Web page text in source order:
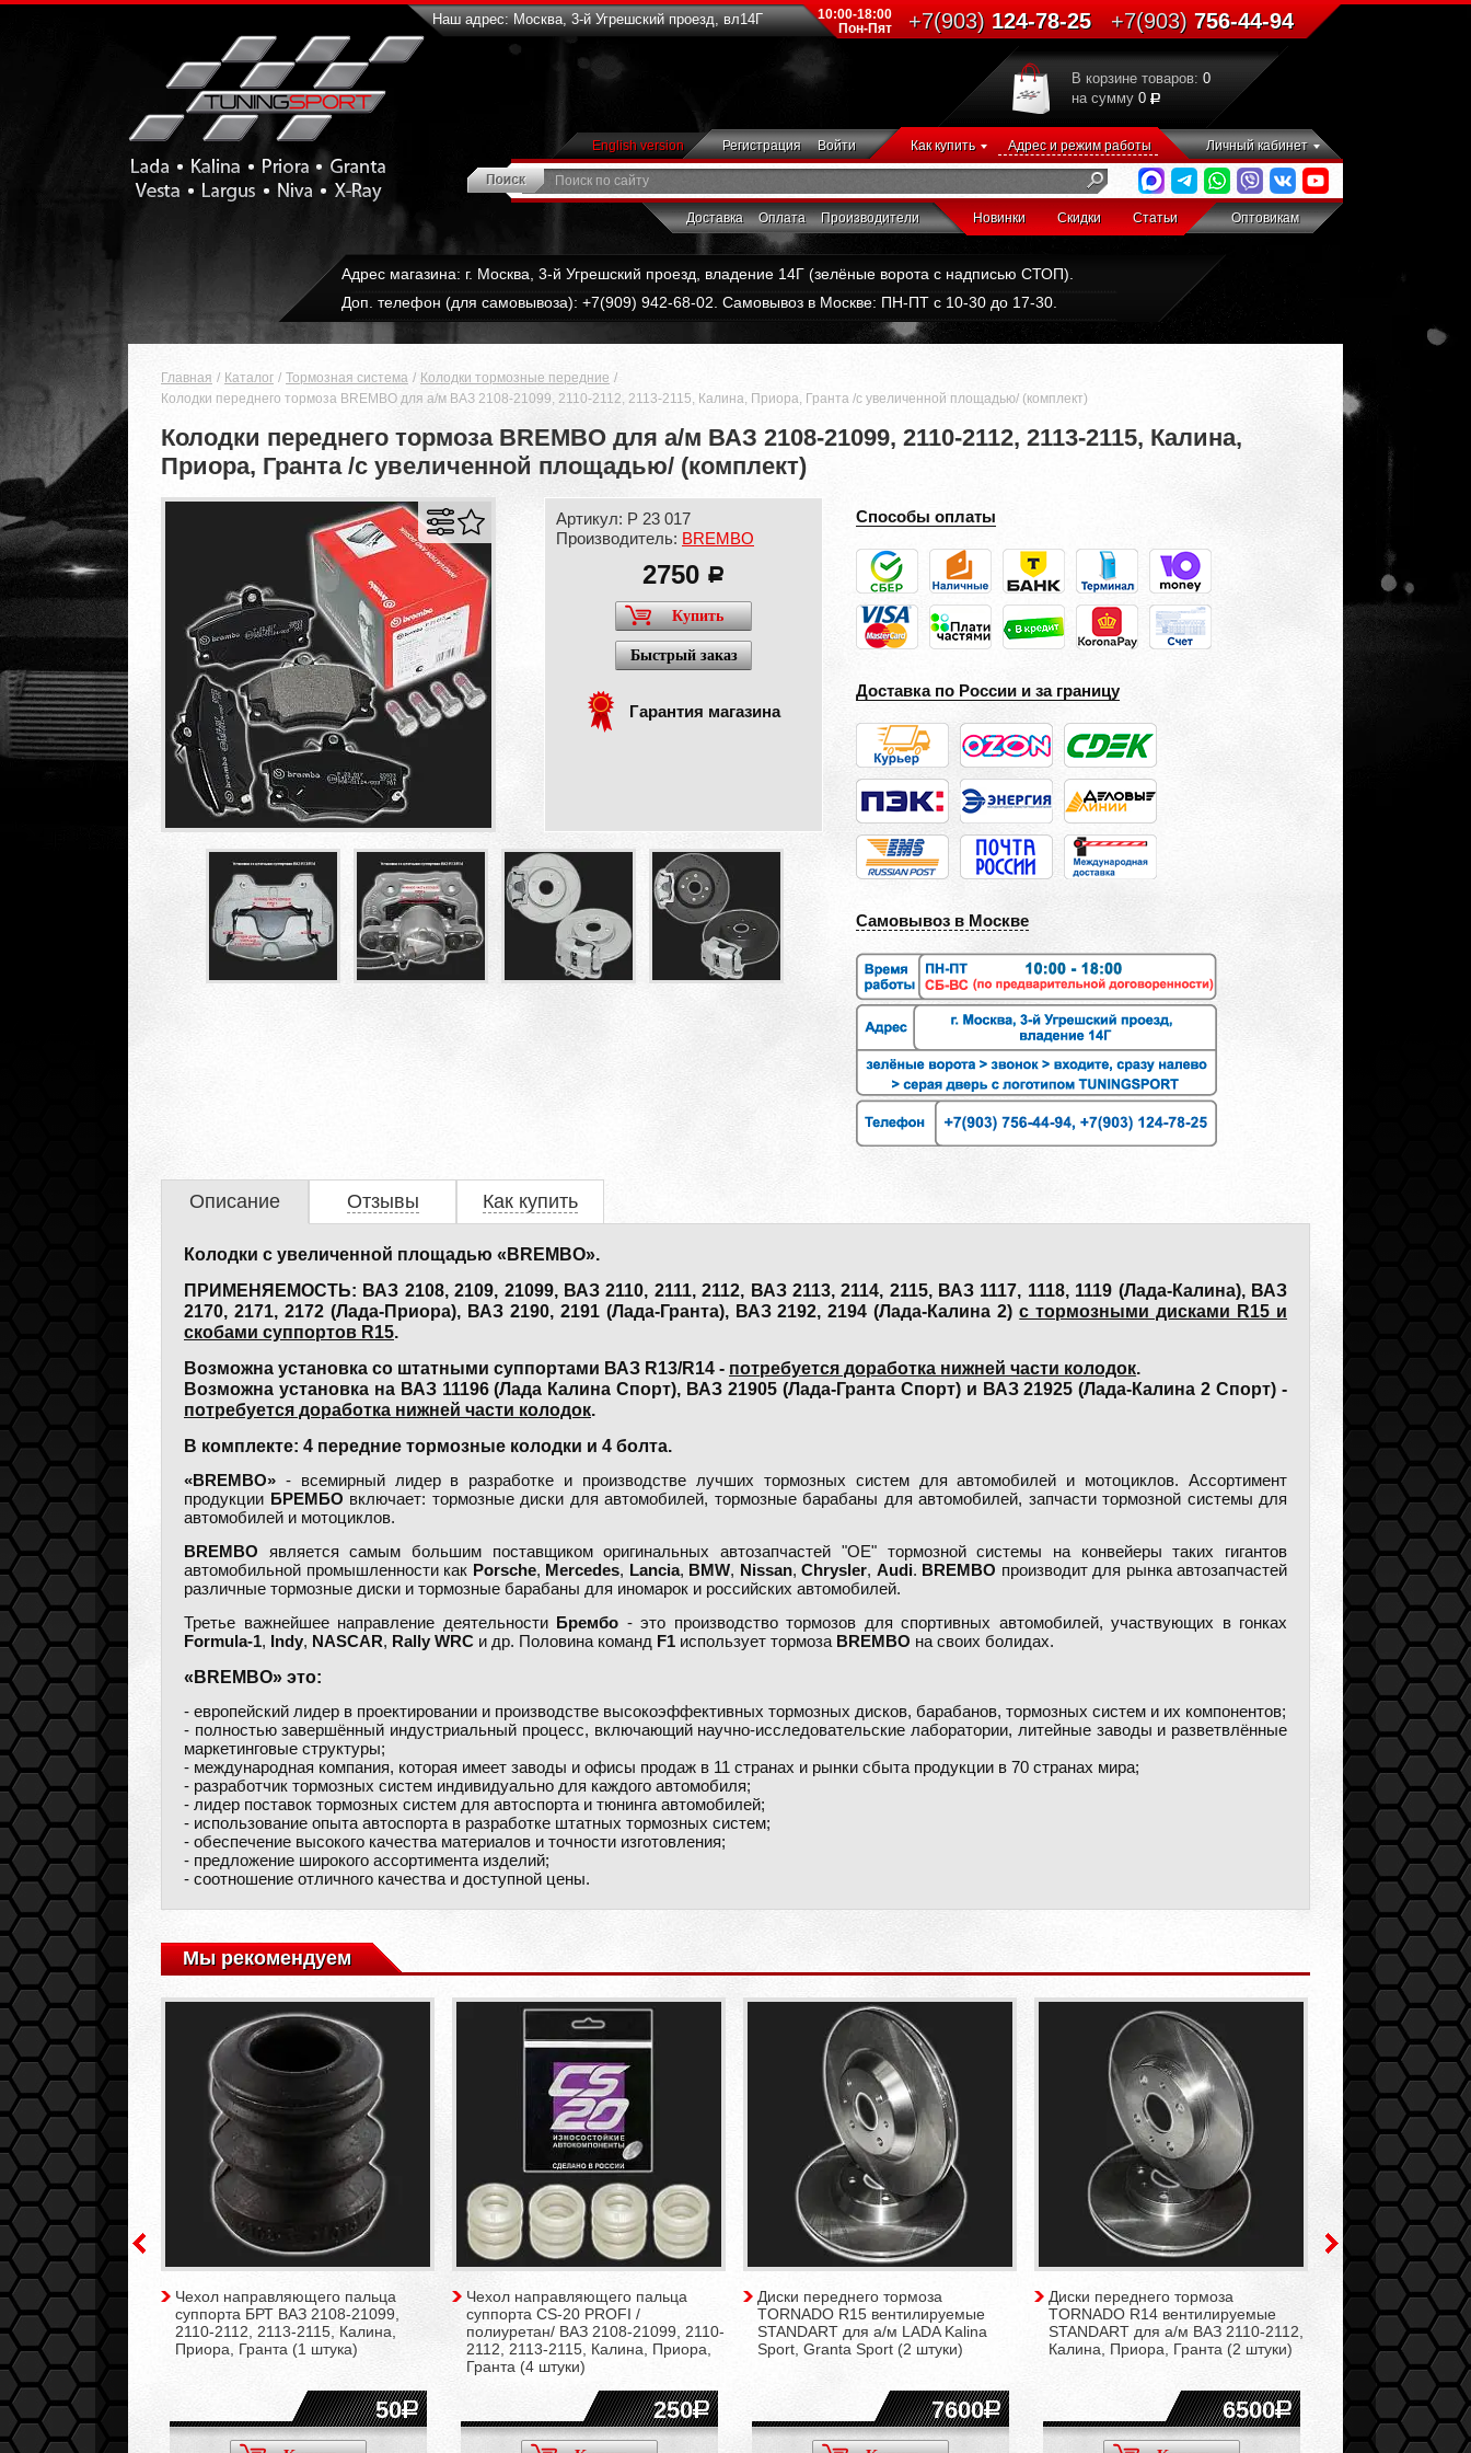
Наш адрес: Москва, 3-й Угрешский проезд, вл14Г
10:00-18:00
Пон-Пят
+7(903)124-78-25 +7(903)756-44-94
В корзине товаров: 0
на сумму 0
English version Регистрация Войти Как купить Адрес и режим работы Личный кабинет
Доставка Оплата Производители Новинки Скидки Статьи Оптовикам
Адрес магазина: г. Москва, 3-й Угрешский проезд, владение 14Г (зелёные ворота с надписью СТОП).
Доп. телефон (для самовывоза): +7(909) 942-68-02. Самовывоз в Москве: ПН-ПТ с 10-30 до 17-30.
Главная Каталог Тормозная система
Колодки тормозные передние
Колодки переднего тормоза BREMBO для а/м ВАЗ 2108-21099, 2110-2112, 2113-2115, Калина, Приора, Гранта /с увеличенной площадью/ (комплект)
Колодки переднего тормоза BREMBO для а/м ВАЗ 2108-21099, 2110-2112, 2113-2115, Калина,
Приора, Гранта /с увеличенной площадью/ (комплект)
Артикул: P 23 017
Производитель: BREMBO
2750 a
Купить
Быстрый заказ
Гарантия магазина
Способы оплаты
Доставка по России и за границу
Самовывоз в Москве
Описание Отзывы Как купить
Колодки с увеличенной площадью «BREMBO».
ПРИМЕНЯЕМОСТЬ: ВАЗ 2108, 2109, 21099, ВАЗ 2110, 2111, 2112, ВАЗ 2113, 2114, 2115, ВАЗ 1117, 1118, 1119 (Лада-Калина), ВАЗ
2170, 2171, 2172 (Лада-Приора), ВАЗ 2190, 2191 (Лада-Гранта), ВАЗ 2192, 2194 (Лада-Калина 2)с тормозными дисками R15 и
скобами суппортов R15.
Возможна установка со штатными суппортами ВАЗ R13/R14 - потребуется доработка нижней части колодок.
Возможна установка на ВАЗ 11196 (Лада Калина Спорт), ВАЗ 21905 (Лада-Гранта Спорт) и ВАЗ 21925 (Лада-Калина 2 Спорт) -
потребуется доработка нижней части колодок.
В комплекте: 4 передние тормозные колодки и 4 болта.
«BREMBO» - всемирный лидер в разработке и производстве лучших тормозных систем для автомобилей и мотоциклов. Ассортимент
продукции БРЕМБО включает: тормозные диски для автомобилей, тормозные барабаны для автомобилей, запчасти тормозной системы для
автомобилей и мотоциклов.
BREMBO является самым большим поставщиком оригинальных автозапчастей "OE" тормозной системы на конвейеры таких гигантов
автомобильной промышленности как Porsche, Mercedes, Lancia, BMW, Nissan, Chrysler, Audi. BREMBO производит для рынка автозапчастей
различные тормозные диски и тормозные барабаны для иномарок и российских автомобилей.
Третье важнейшее направление деятельности
Брембо - это производство тормозов для спортивных автомобилей, участвующих в гонках
Formula-1, Indy, NASCAR, Rally WRC и др. Половина команд F1 использует тормоза BREMBO на своих болидах.
«BREMBO» это:
- европейский лидер в проектировании и производстве высокоэффективных тормозных дисков, барабанов, тормозных систем и их компонентов;
- полностью завершённый индустриальный процесс, включающий научно-исследовательские лаборатории, литейные заводы и разветвлённые
маркетинговые структуры;
- международная компания, которая имеет заводы и офисы продаж в 11 странах и рынки сбыта продукции в 70 странах мира;
- разработчик тормозных систем индивидуально для каждого автомобиля;
- лидер поставок тормозных систем для автоспорта и тюнинга автомобилей;
- использование опыта автоспорта в разработке штатных тормозных систем;
- обеспечение высокого качества материалов и точности изготовления;
- предложение широкого ассортимента изделий;
- соотношение отличного качества и доступной цены.
Мы рекомендуем
тормоза АТС R15
для а/м
Granta Sport (2
3825
Чехол направляющего пальца
суппорта БРТ ВАЗ 2108-21099,
2110-2112, 2113-2115, Калина,
Приора, Гранта (1 штука)
50
Чехол направляющего пальца
суппорта CS-20 PROFI /
полиуретан/ ВАЗ 2108-21099, 2110-
2112, 2113-2115, Калина, Приора,
Гранта (4 штуки)
250
Диски переднего тормоза
TORNADO R15 вентилируемые
STANDART для а/м LADA Kalina
Sport, Granta Sport (2 штуки)
7600
Диски переднего тормоза
TORNADO R14 вентилируемые
STANDART для а/м ВАЗ 2110-2112,
Калина, Приора, Гранта (2 штуки)
6500
Диски переднего
TORNADO R15
SPORT для а/м
Granta Sport (2